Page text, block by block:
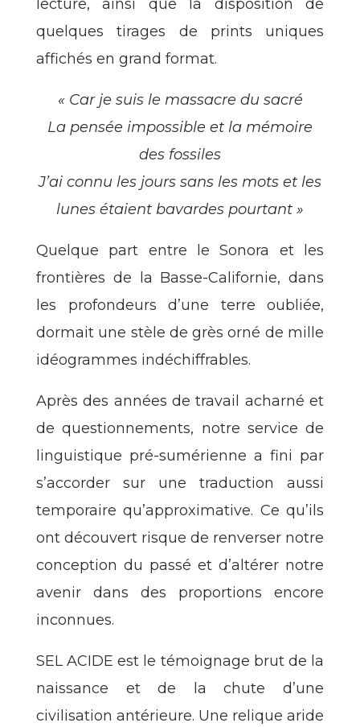
lecture, ainsi que la disposition de
quelques tirages de prints uniques
affichés en grand format.
« Car je suis le massacre du sacré
La pensée impossible et la mémoire
des fossiles
J’ai connu les jours sans les mots et les
lunes étaient bavardes pourtant »
Quelque part entre le Sonora et les
frontières de la Basse-Californie, dans
les profondeurs d’une terre oubliée,
dormait une stèle de grès orné de mille
idéogrammes indéchiffrables.
Après des années de travail acharné et
de questionnements, notre service de
linguistique pré-sumérienne a fini par
s’accorder sur une traduction aussi
temporaire qu’approximative. Ce qu’ils
ont découvert risque de renverser notre
conception du passé et d’altérer notre
avenir dans des proportions encore
inconnues.
SEL ACIDE est le témoignage brut de la
naissance et de la chute d’une
civilisation antérieure. Une relique aride